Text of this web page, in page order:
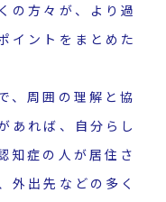
の方々が、より過
イントをまとめた
、周囲の理解と協
あれば、自分らし
知症の人が居住さ
外出先などの多く